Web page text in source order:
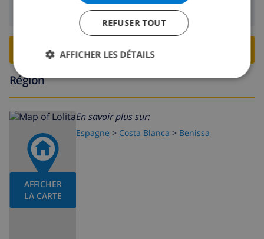
Départ:Avant: 10:00
RESERVER CETTE VILLA ›
Région
AFFICHER
LA CARTE
En savoir plus sur:
Espagne > Costa Blanca > Benissa
REFUSER TOUT
AFFICHER LES DÉTAILS